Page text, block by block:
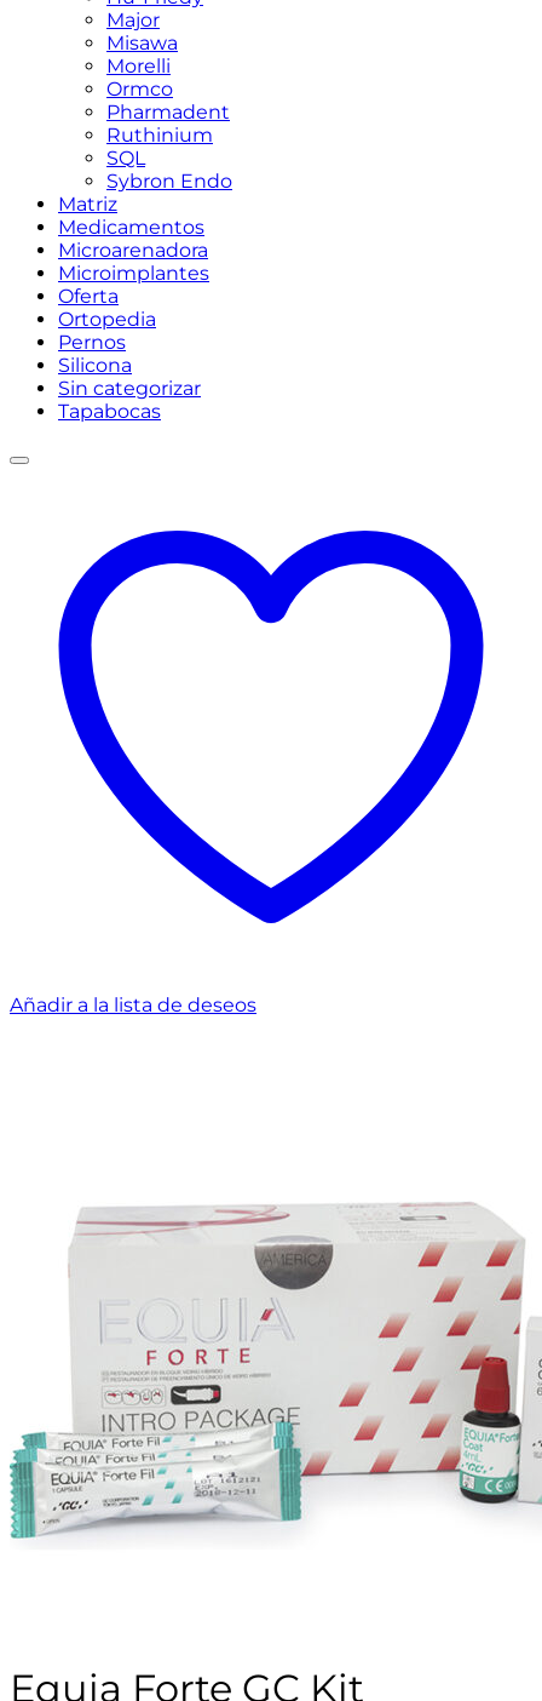
Major
Misawa
Morelli
Ormco
Pharmadent
Ruthinium
SQL
Sybron Endo
Matriz
Medicamentos
Microarenadora
Microimplantes
Oferta
Ortopedia
Pernos
Silicona
Sin categorizar
Tapabocas
Añadir a la lista de deseos
Equia Forte GC Kit